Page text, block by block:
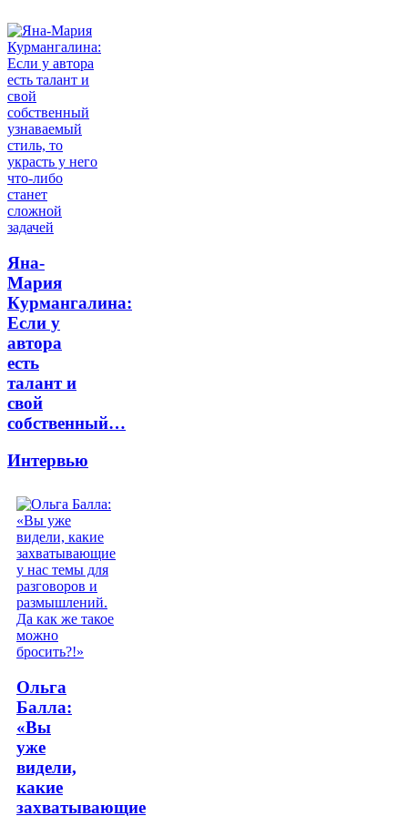
Яна-
Мария
Курмангалина:
Если у
автора
есть
талант и
свой
собственный…
Интервью
Ольга
Балла:
«Вы
уже
видели,
какие
захватывающие